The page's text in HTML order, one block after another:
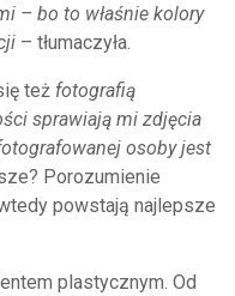
– bo to właśnie kolory
– tłumaczyła.
też fotografią
sprawiają mi zdjęcia
osoby jest
Porozumienie
powstają najlepsze
plastycznym. Od